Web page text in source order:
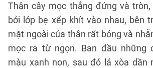
Thân cây mọc thẳng đứng và
bởi lớp bẹ xếp khít vào nhau, bên
mặt ngoài của thân rất bóng và
mọc ra từ ngọn. Ban đầu những
màu xanh non, sau đó lá xòa dần